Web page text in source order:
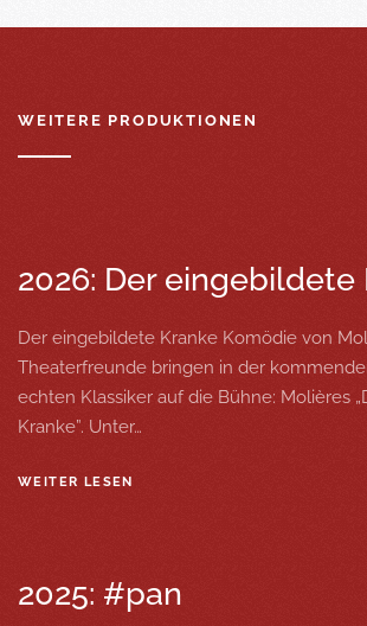
WEITERE PRODUKTIONEN
2026: Der eingebildete
Der eingebildete Kranke Komödie von
Theaterfreunde bringen in der
echten Klassiker auf die Bühne: Molières
Kranke”. Unter…
WEITER LESEN
2025: #pan